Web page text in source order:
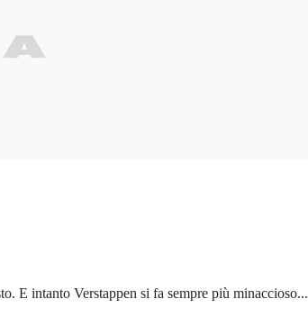
E intanto Verstappen si fa sempre più minaccioso...